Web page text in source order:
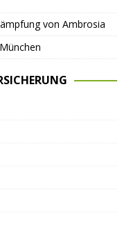
von Ambrosia